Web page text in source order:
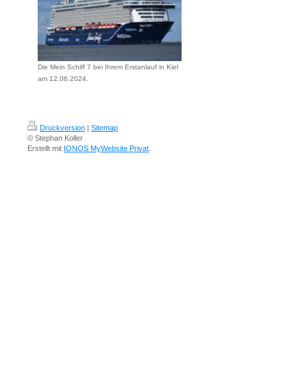
Die Mein Schiff 7 bei Ihrem Erstanlauf in Kiel
am 12.06.2024.
Druckversion | Sitemap
© Stephan Koller
Erstellt mit IONOS MyWebsite Privat